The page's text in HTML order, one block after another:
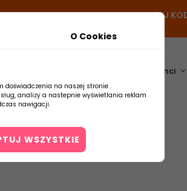
- DODAJ PRODUKT DO KOSZYKA, UŻYJ
Producenci
O Cookies
doświadczenia na naszej stronie .
analizy a nastepnie wyświetlania reklam
nawigacji.
WSZYSTKIE